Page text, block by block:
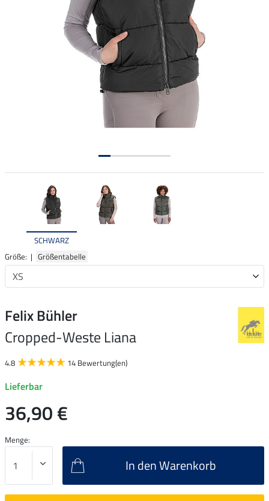
SCHWARZ
Größe: | Größentabelle
Felix Bühler
Cropped-Weste Liana
4.8 14 Bewertung(en)
Lieferbar
36,90 €
Menge:
In den Warenkorb